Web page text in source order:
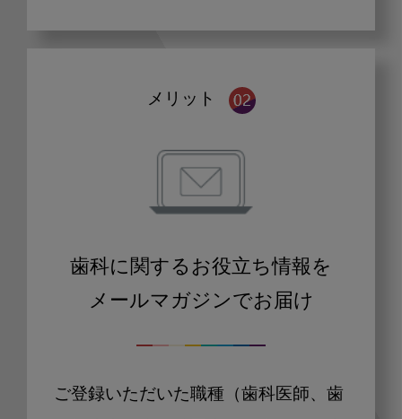
メリット
歯科に関するお役立ち情報を
メールマガジンでお届け
ご登録いただいた職種（歯科医師、歯